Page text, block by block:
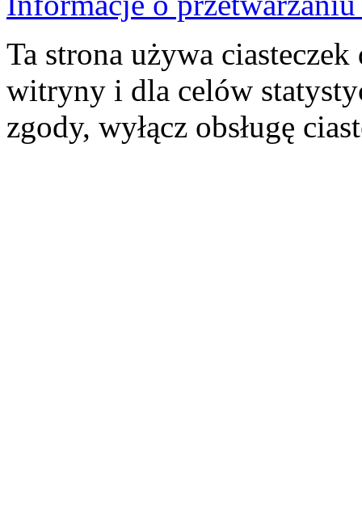
Ta strona używa
witryny i dla celów
zgody, wyłącz obsługę